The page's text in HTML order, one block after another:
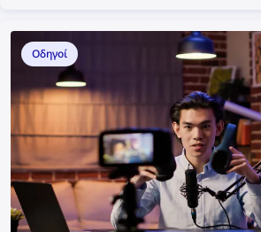
οποία μπορεί να αποκαλύψει
πληροφορίες και να υποστηρίξει
μπορείτε, λοιπόν, να βρείτε
πληροφορίες από μια φωτογραφία;
Οδηγοί